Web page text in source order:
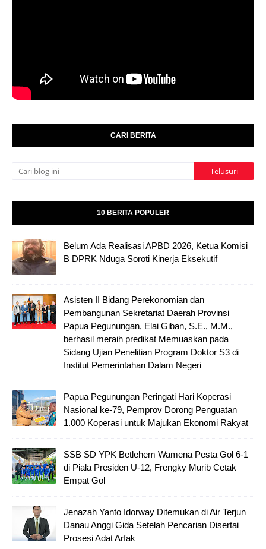
CARI BERITA
10 BERITA POPULER
Belum Ada Realisasi APBD 2026, Ketua Komisi
B DPRK Nduga Soroti Kinerja Eksekutif
Asisten II Bidang Perekonomian dan
Pembangunan Sekretariat Daerah Provinsi
Papua Pegunungan, Elai Giban, S.E., M.M.,
berhasil meraih predikat Memuaskan pada
Sidang Ujian Penelitian Program Doktor S3 di
Institut Pemerintahan Dalam Negeri
Papua Pegunungan Peringati Hari Koperasi
Nasional ke-79, Pemprov Dorong Penguatan
1.000 Koperasi untuk Majukan Ekonomi Rakyat
SSB SD YPK Betlehem Wamena Pesta Gol 6-1
di Piala Presiden U-12, Frengky Murib Cetak
Empat Gol
Jenazah Yanto Idorway Ditemukan di Air Terjun
Danau Anggi Gida Setelah Pencarian Disertai
Prosesi Adat Arfak